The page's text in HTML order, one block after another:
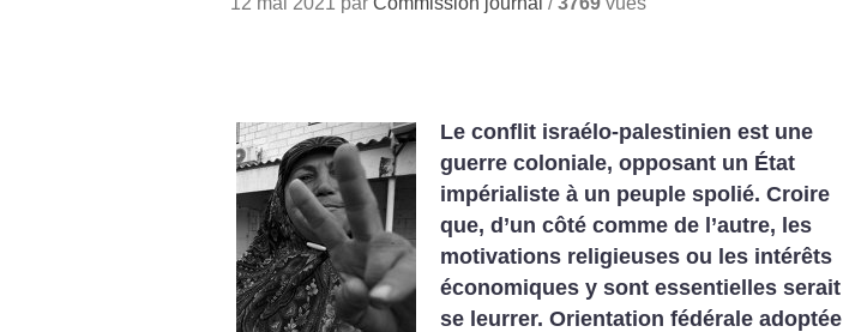
Le conflit israélo-palestinien est une
guerre coloniale, opposant un État
impérialiste à un peuple spolié. Croire
que, d’un côté comme de l’autre, les
motivations religieuses ou les intérêts
économiques y sont essentielles serait
se leurrer. Orientation fédérale adoptée